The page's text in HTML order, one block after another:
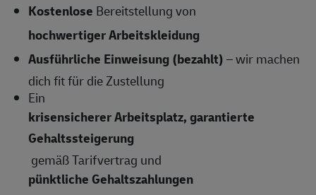
Kostenlose Bereitstellung von
hochwertiger Arbeitskleidung
Ausführliche Einweisung (bezahlt)– wir machen
dich fit für die Zustellung
Ein
krisensicherer Arbeitsplatz, garantierte
Gehaltssteigerung
gemäß Tarifvertrag und
pünktliche Gehaltszahlungen